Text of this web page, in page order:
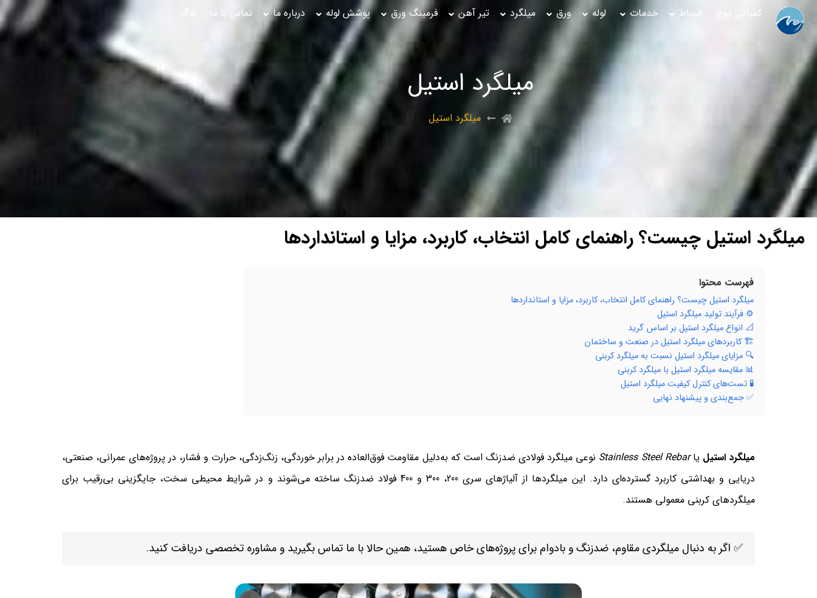
کمپانی موج اقساط خدمات لوله ورق میلگرد تیر آهن فرمینگ ورق پوشش لوله درباره ما تماس با ما
میلگرد استیل
میلگرد استیل
میلگرد استیل چیست؟ راهنمای کامل انتخاب، کاربرد، مزایا و استانداردها
فهرست محتوا
میلگرد استیل چیست؟ راهنمای کامل انتخاب، کاربرد، مزایا و استانداردها
⚙️ فرآیند تولید میلگرد استیل
📐 انواع میلگرد استیل بر اساس گرید
🏗️ کاربردهای میلگرد استیل در صنعت و ساختمان
🔍 مزایای میلگرد استیل نسبت به میلگرد کربنی
📊 مقایسه میلگرد استیل با میلگرد کربنی
🧪 تست‌های کنترل کیفیت میلگرد استیل
✅ جمع‌بندی و پیشنهاد نهایی
میلگرد استیل یاStainless Steel Rebar نوعی میلگرد فولادی ضدزنگ است که به‌دلیل مقاومت فوق‌العاده در برابر خوردگی، زنگ‌زدگی، حرارت و فشار، در پروژه‌های عمرانی، صنعتی،
دریایی و بهداشتی کاربرد گسترده‌ای دارد. این میلگردها از آلیاژهای سری 200، 300 و 400 فولاد ضدزنگ ساخته می‌شوند و در شرایط محیطی سخت، جایگزینی بی‌رقیب برای
میلگردهای کربنی معمولی هستند.
✅ اگر به دنبال میلگردی مقاوم، ضدزنگ و بادوام برای پروژه‌های خاص هستید، همین حالا با ما تماس بگیرید و مشاوره تخصصی دریافت کنید.